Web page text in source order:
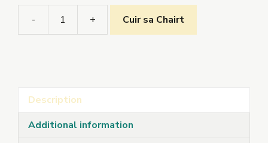
- + Cuir sa Chairt
Description
Additional information